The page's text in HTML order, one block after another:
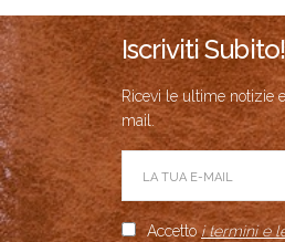
Iscriviti Subito!
Ricevi le ultime notizie
mail.
Accettoi termini e